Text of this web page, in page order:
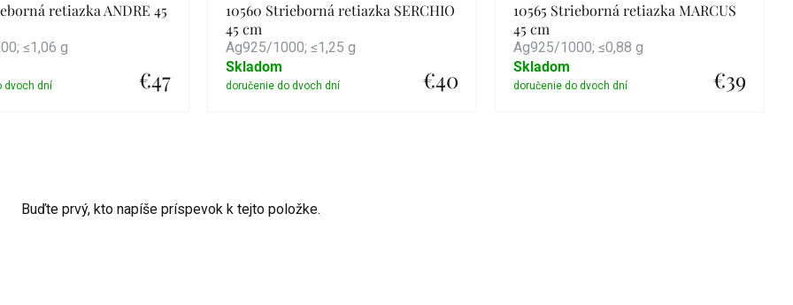
retiazka ANDRE 45
≤1,06 g
€47
10560 Strieborná retiazka SERCHIO
45 cm
Ag925/1000; ≤1,25 g
€40
Skladom
10565 Strieborná retiazka MARCUS
45 cm
Ag925/1000; ≤0,88 g
€39
Skladom
Buďte prvý, kto napíše príspevok k tejto položke.